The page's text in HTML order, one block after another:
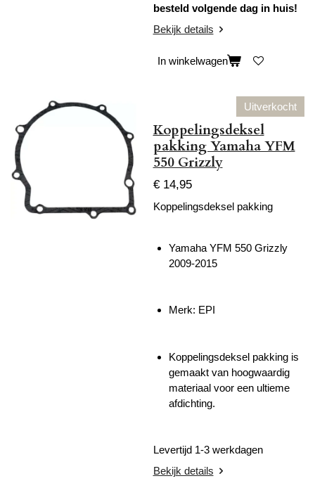
besteld volgende dag in huis!
Bekijk details
In winkelwagen
Uitverkocht
Koppelingsdeksel
pakking Yamaha YFM
550 Grizzly
€ 14,95
Koppelingsdeksel pakking
Yamaha YFM 550 Grizzly
2009-2015
Merk: EPI
Koppelingsdeksel pakking is
gemaakt van hoogwaardig
materiaal voor een ultieme
afdichting.
Levertijd 1-3 werkdagen
Bekijk details